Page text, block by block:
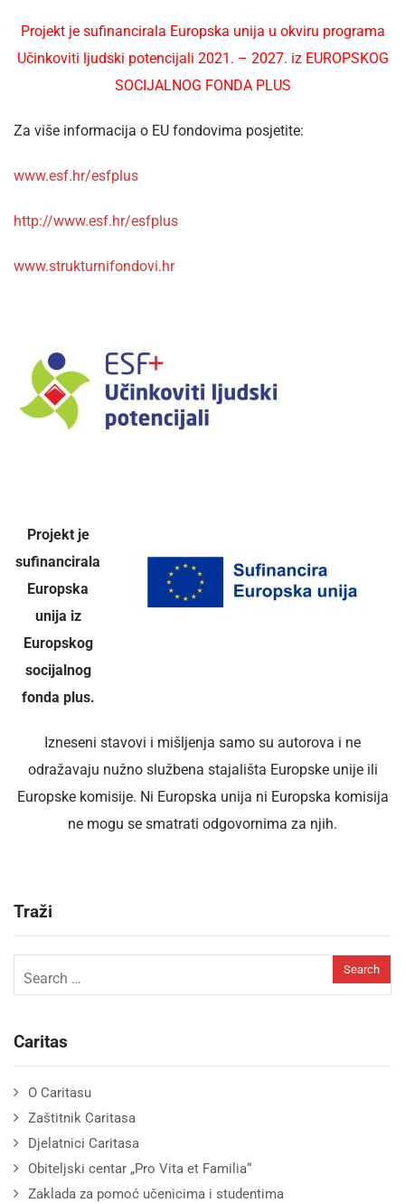
Projekt je sufinancirala Europska unija u okviru programa
Učinkoviti ljudski potencijali 2021. – 2027. iz EUROPSKOG
SOCIJALNOG FONDA PLUS
Za više informacija o EU fondovima posjetite:
www.esf.hr/esfplus
http://www.esf.hr/esfplus
www.strukturnifondovi.hr
Projekt je
sufinancirala
Europska
unija iz
Europskog
socijalnog
fonda plus.
Izneseni stavovi i mišljenja samo su autorova i ne
odražavaju nužno službena stajališta Europske unije ili
Europske komisije. Ni Europska unija ni Europska komisija
ne mogu se smatrati odgovornima za njih.
Traži
Caritas
O Caritasu
Zaštitnik Caritasa
Djelatnici Caritasa
Obiteljski centar „Pro Vita et Familia“
Zaklada za pomoć učenicima i studentima